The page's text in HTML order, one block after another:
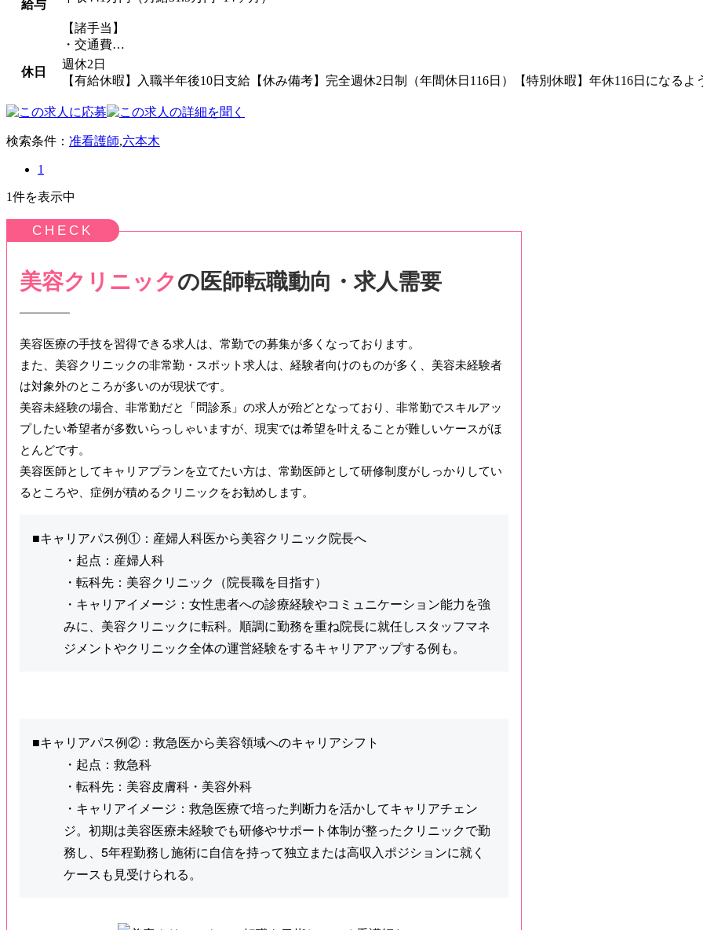
給与
【諸手当】
・交通費…
休日
週休2日
【有給休暇】入職半年後10日支給【休み備考】完全週休2日制（年間休日116日）【特別休暇】年休116日になる
検索条件： 准看護師,六本木
1
1件を表示中
美容クリニックの医師転職動向・求人需要
美容医療の手技を習得できる求人は、常勤での募集が多くなっております。
また、美容クリニックの非常勤・スポット求人は、経験者向けのものが多く、美容未経験者
は対象外のところが多いのが現状です。
美容未経験の場合、非常勤だと「問診系」の求人が殆どとなっており、非常勤でスキルアッ
プしたい希望者が多数いらっしゃいますが、現実では希望を叶えることが難しいケースがほ
とんどです。
美容医師としてキャリアプランを立てたい方は、常勤医師として研修制度がしっかりしてい
るところや、症例が積めるクリニックをお勧めします。
■キャリアパス例①：産婦人科医から美容クリニック院長へ
・起点：産婦人科
・転科先：美容クリニック（院長職を目指す）
・キャリアイメージ：女性患者への診療経験やコミュニケーション能力を強
みに、美容クリニックに転科。順調に勤務を重ね院長に就任しスタッフマネ
ジメントやクリニック全体の運営経験をするキャリアアップする例も。
■キャリアパス例②：救急医から美容領域へのキャリアシフト
・起点：救急科
・転科先：美容皮膚科・美容外科
・キャリアイメージ：救急医療で培った判断力を活かしてキャリアチェン
ジ。初期は美容医療未経験でも研修やサポート体制が整ったクリニックで勤
務し、5年程勤務し施術に自信を持って独立または高収入ポジションに就く
ケースも見受けられる。